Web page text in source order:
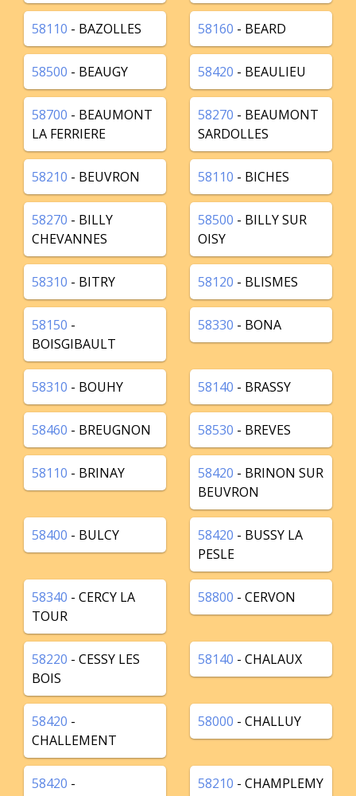
58110 - BAZOLLES 58160 - BEARD
58500 - BEAUGY 58420 - BEAULIEU
58700 - BEAUMONT
LA FERRIERE
58270 - BEAUMONT
SARDOLLES
58210 - BEUVRON 58110 - BICHES
58270 - BILLY
CHEVANNES
58500 - BILLY SUR
OISY
58310 - BITRY 58120 - BLISMES
58150 -
BOISGIBAULT
58330 - BONA
58310 - BOUHY 58140 - BRASSY
58460 - BREUGNON 58530 - BREVES
58110 - BRINAY 58420 - BRINON SUR
BEUVRON
58400 - BULCY 58420 - BUSSY LA
PESLE
58340 - CERCY LA
TOUR
58800 - CERVON
58220 - CESSY LES
BOIS
58140 - CHALAUX
58420 -
CHALLEMENT
58000 - CHALLUY
58420 -
58210 - CHAMPLEMY